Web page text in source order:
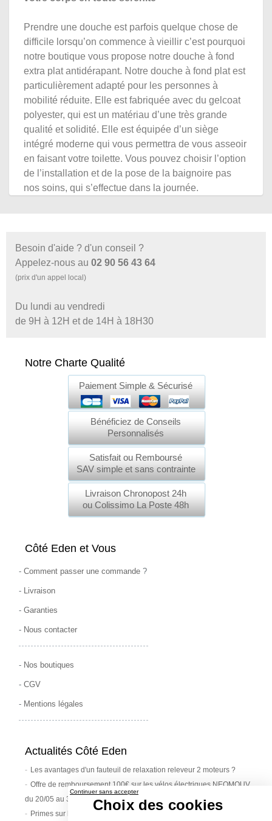
Prendre une douche est parfois quelque chose de
difficile lorsqu’on commence à vieillir c’est pourquoi
notre boutique vous propose notre douche à fond
extra plat antidérapant. Notre douche à fond plat est
particulièrement adapté pour les personnes à
mobilité réduite. Elle est fabriquée avec du gelcoat
polyester, qui est un matériau d’une très grande
qualité et solidité. Elle est équipée d’un siège
intégré moderne qui vous permettra de vous asseoir
en faisant votre toilette. Vous pouvez choisir l’option
de l’installation et de la pose de la baignoire pas
nos soins, qui s’effectue dans la journée.
Besoin d'aide ? d'un conseil ?
Appelez-nous au 02 90 56 43 64
(prix d'un appel local)
Du lundi au vendredi
de 9H à 12H et de 14H à 18H30
Notre Charte Qualité
Paiement Simple & Sécurisé
Bénéficiez de Conseils
Personnalisés
Satisfait ou Remboursé
SAV simple et sans contrainte
Livraison Chronopost 24h
ou Colissimo La Poste 48h
Côté Eden et Vous
-Comment passer une commande ?
- Livraison
-Garanties
- Nous contacter
- Nos boutiques
-CGV
- Mentions légales
Actualités Côté Eden
Les avantages d'un fauteuil de relaxation releveur 2 moteurs ?
Offre de remboursement 100€ sur les vélos électriques NEOMOUV
du 20/05 au 30/06/2019
Primes sur les vélos électriques : état ou communes ?
Continuer sans accepter
Choix des cookies